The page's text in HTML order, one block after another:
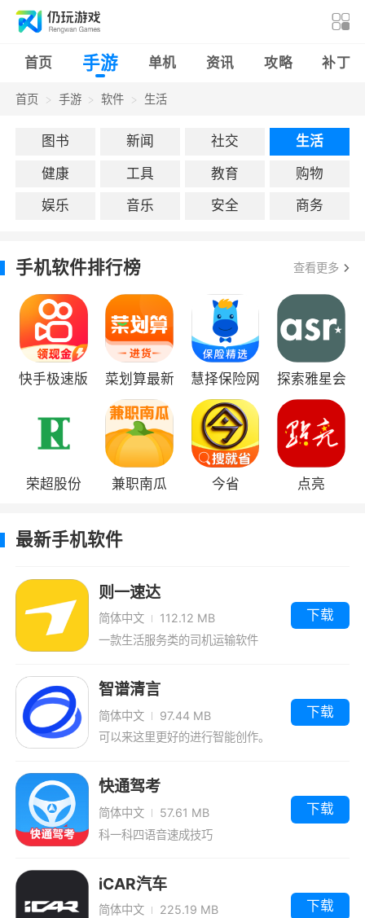
首页 手游 单机 资讯 攻略 补丁
首页 手游 软件 生活
图书 新闻 社交
生活
健康
工具 教育
购物
娱乐
音乐 安全 商务
手机软件排行榜 查看更多
快手极速版
菜划算最新
版
慧择保险网 探索雅星会
荣超股份 兼职南瓜 今省 点亮
最新手机软件
则一速达
简体中文
112.12 MB
一款生活服务类的司机运输软件
下载
智谱清言
简体中文
97.44 MB
可以来这里更好的进行智能创作。
下载
快通驾考
简体中文
57.61 MB
科一科四语音速成技巧
下载
iCAR汽车
简体中文
225.19 MB
下载